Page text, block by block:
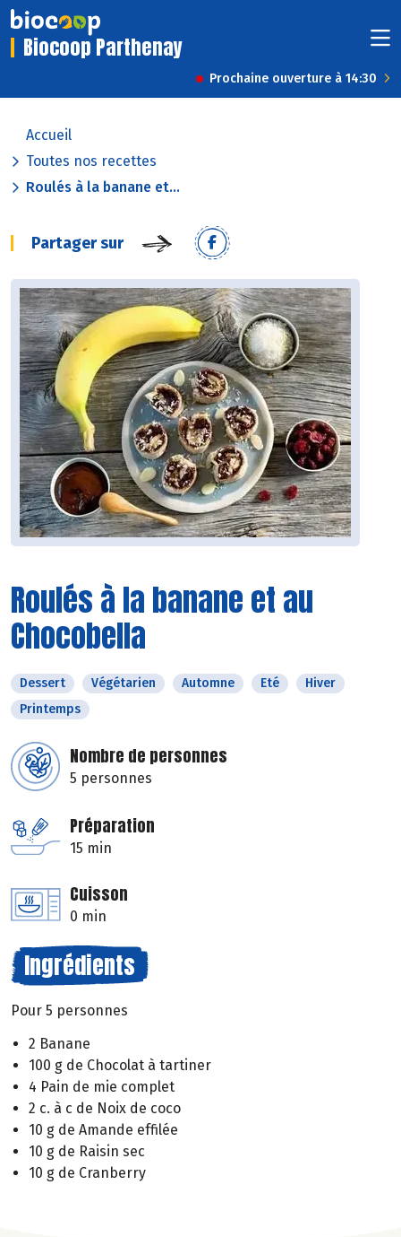
Biocoop Parthenay
Prochaine ouverture à 14:30
Accueil
Toutes nos recettes
Roulés à la banane et...
Partager sur
Roulés à la banane et au
Chocobella
Dessert Végétarien Automne Eté
Hiver
Printemps
Nombre de personnes
5 personnes
Préparation
15 min
Cuisson
0 min
Ingrédients
Pour 5 personnes
2 Banane
100 g de Chocolat à tartiner
4 Pain de mie complet
2 c. à c de Noix de coco
10 g de Amande effilée
10 g de Raisin sec
10 g de Cranberry